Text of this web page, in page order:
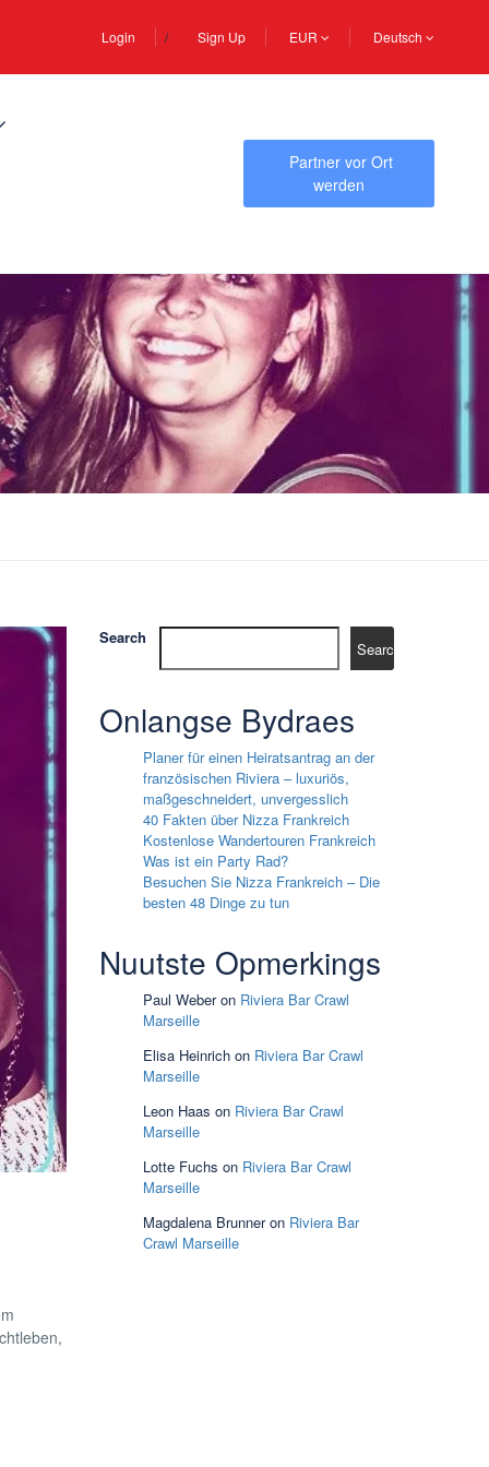
Login Sign Up EUR Deutsch
Partner vor Ort
werden
Search
Search
Onlangse Bydraes
Planer für einen Heiratsantrag an der
französischen Riviera – luxuriös,
maßgeschneidert, unvergesslich
40 Fakten über Nizza Frankreich
Kostenlose Wandertouren Frankreich
Was ist ein Party Rad?
Besuchen Sie Nizza Frankreich – Die
besten 48 Dinge zu tun
Nuutste Opmerkings
Paul Weberon Riviera Bar Crawl
Marseille
Elisa Heinrich on Riviera Bar Crawl
Marseille
Leon Haas on Riviera Bar Crawl
Marseille
Lotte Fuchs on Riviera Bar Crawl
Marseille
Magdalena Brunneron Riviera Bar
Crawl Marseille